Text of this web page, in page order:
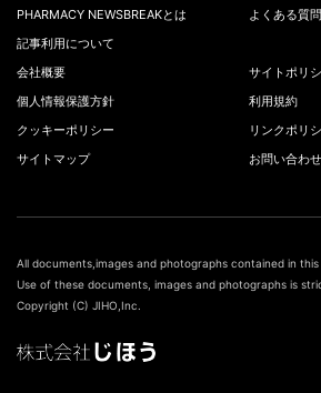
PHARMACY NEWSBREAKとは
よくある質問
記事利用について
会社概要
サイトポリ
個人情報保護方針
利用規約
クッキーポリシー
リンクポリ
サイトマップ
お問い合わせ
All documents,images and photographs contained in this
Use of these documents, images and photographs is
Copyright (C) JIHO,Inc.